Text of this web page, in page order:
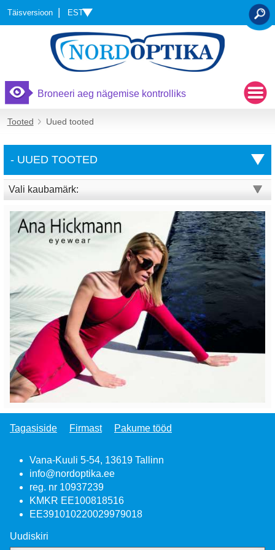
Täisversioon EST
Broneeri aeg nägemise kontrolliks
Tooted Uued tooted
- UUED TOOTED
Vali kaubamärk:
Tagasiside Firmast Pakume tööd
Vana-Kuuli 5-54, 13619 Tallinn
info@nordoptika.ee
reg. nr 10937239
KMKR EE100818516
EE391010220029979018
Uudiskiri